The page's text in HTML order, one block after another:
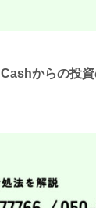
からの投